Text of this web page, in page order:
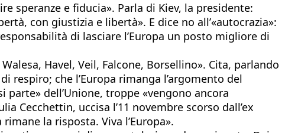
speranze e fiducia». Parla di Kiev, la presidente:
con giustizia e libertà». E dice no all’«autocrazia»:
di lasciare l’Europa un posto migliore di
Havel, Veil, Falcone, Borsellino». Cita, parlando
che l’Europa rimanga l’argomento del
dell’Unione, troppe «vengono ancora
Cecchettin, uccisa l’11 novembre scorso dall’ex
rimane la risposta. Viva l’Europa».